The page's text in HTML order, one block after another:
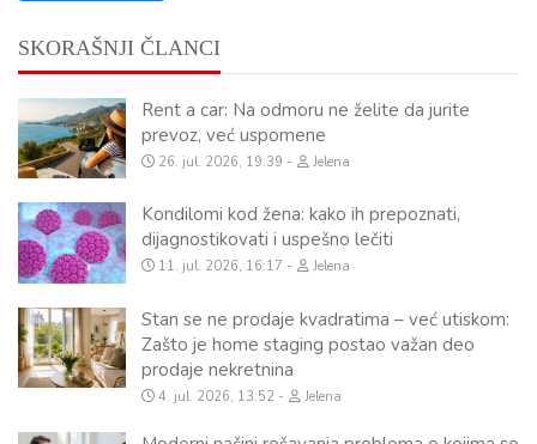
SKORAŠNJI ČLANCI
Rent a car: Na odmoru ne želite da jurite
prevoz, već uspomene
26. jul. 2026, 19:39 Jelena
Kondilomi kod žena: kako ih prepoznati,
dijagnostikovati i uspešno lečiti
11. jul. 2026, 16:17 Jelena
Stan se ne prodaje kvadratima – već utiskom:
Zašto je home staging postao važan deo
prodaje nekretnina
4. jul. 2026, 13:52 Jelena